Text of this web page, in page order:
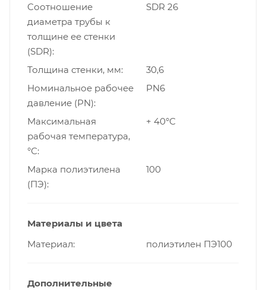
Cоотношение
диаметра трубы к
толщине ее стенки
(SDR)
SDR 26
Толщина стенки, мм
30,6
Номинальное рабочее
давление (PN)
PN6
Максимальная
рабочая температура,
°С
+ 40°С
Марка полиэтилена
(ПЭ)
100
Материалы и цвета
Материал
полиэтилен ПЭ100
Дополнительные